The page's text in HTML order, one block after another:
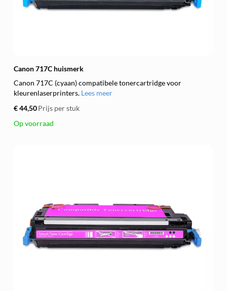
Canon 717C huismerk
Canon 717C (cyaan) compatibele tonercartridge voor
kleurenlaserprinters. Lees meer
€ 44,50Prijs per stuk
Op voorraad